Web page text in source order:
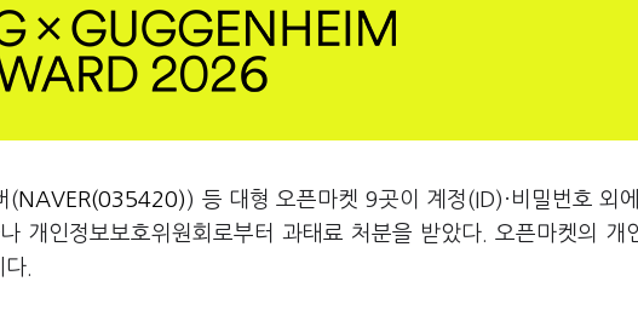
( NAVER(035420) ) 등 대형 오픈마켓 9곳이 계정(ID)·비밀번호 외
개인정보보호위원회로부터 과태료 처분을 받았다. 오픈마켓의 개
.